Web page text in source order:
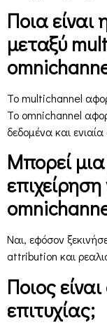
Ποια
μεταξύ
Το multichannel
Το omnichannel
δεδομένα και
Μπορεί
Ναι, εφόσον
attribution και
Ποιος
επιτυχίας;